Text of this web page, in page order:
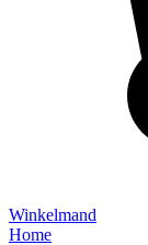
Winkelmand
Home